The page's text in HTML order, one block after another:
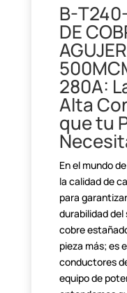
B-
DE
280A:
Alta
que tu
En el mundo
la calidad de
para
durabilidaddel
cobre
pieza más; es
conductores
equipo de